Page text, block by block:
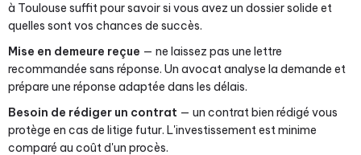
à Toulouse suffit pour savoir si vous avez un dossier solide et
quelles sont vos chances de succès.
Mise en demeure reçue — ne laissez pas une lettre
recommandée sans réponse. Un avocat analyse la demande et
prépare une réponse adaptée dans les délais.
Besoin de rédiger un contrat — un contrat bien rédigé vous
protège en cas de litige futur. L'investissement est minime
comparé au coût d'un procès.